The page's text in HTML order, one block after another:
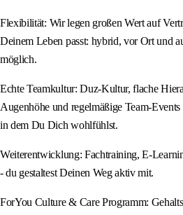
Flexibilität: Wir legen großen Wert auf
Deinem Leben passt: hybrid, vor Ort und
möglich.
Echte Teamkultur: Duz-Kultur, flache
Augenhöhe und regelmäßige Team-
in dem Du Dich wohlfühlst.
Weiterentwicklung: Fachtraining, E-
- du gestaltest Deinen Weg aktiv mit.
ForYou Culture & Care Programm: